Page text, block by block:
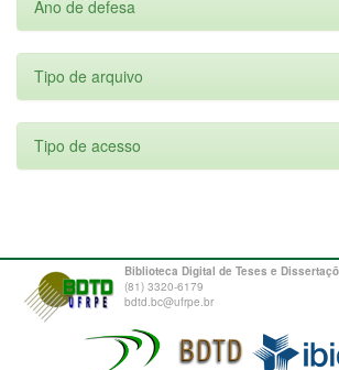
Ano de defesa
Tipo de arquivo
Tipo de acesso
Biblioteca Digital de Teses e
(81) 3320-6179
bdtd.bc@ufrpe.br